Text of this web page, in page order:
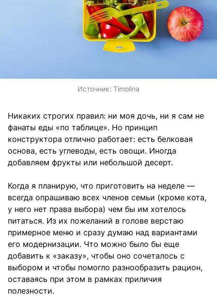
Источник: Timolina
Никаких строгих правил: ни моя дочь, ни я сам не
фанаты еды «по таблице». Но принцип
конструктора отлично работает: есть белковая
основа, есть углеводы, есть овощи. Иногда
добавляем фрукты или небольшой десерт.
Когда я планирую, что приготовить на неделе —
всегда опрашиваю всех членов семьи (кроме кота,
у него нет права выбора) чем бы им хотелось
питаться. Из их пожеланий в голове верстаю
примерное меню и сразу думаю над вариантами
его модернизации. Что можно было бы еще
добавить к «заказу», чтобы оно сочеталось с
выбором и чтобы помогло разнообразить рацион,
оставаясь при этом в рамках приличия
полезности.